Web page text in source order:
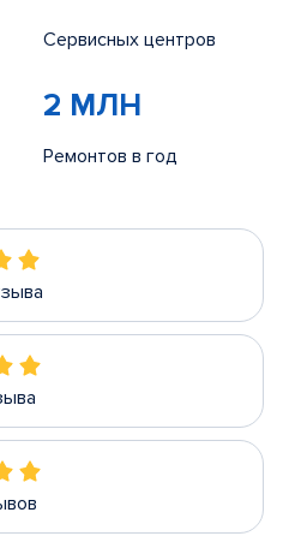
Сервисных центров
2 МЛН
Ремонтов в год